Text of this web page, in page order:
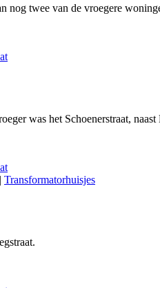
nog twee van de vroegere
was het Schoenerstraat,
| Transformatorhuisjes